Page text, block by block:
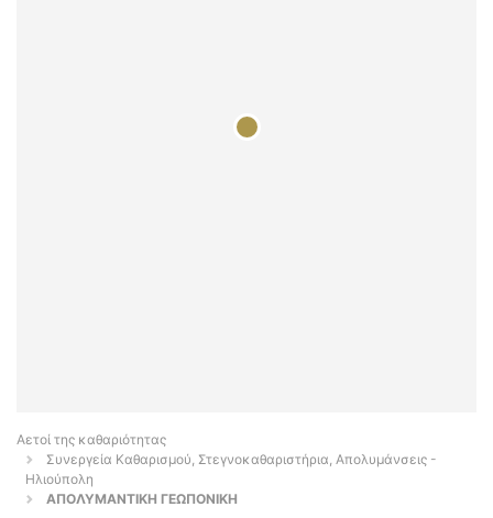
Αετοί της καθαριότητας
Συνεργεία Καθαρισμού, Στεγνοκαθαριστήρια, Απολυμάνσεις -
Ηλιούπολη
ΑΠΟΛΥΜΑΝΤΙΚΗ ΓΕΩΠΟΝΙΚΗ